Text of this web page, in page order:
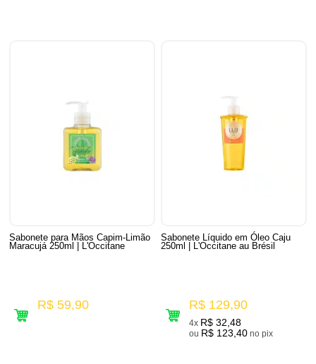
Sabonete para Mãos Capim-Limão
Maracujá 250ml | L'Occitane
R$ 59,90
Sabonete Líquido em Óleo Caju
250ml | L'Occitane au Brésil
R$ 129,90
4x R$ 32,48
ou R$ 123,40 no pix